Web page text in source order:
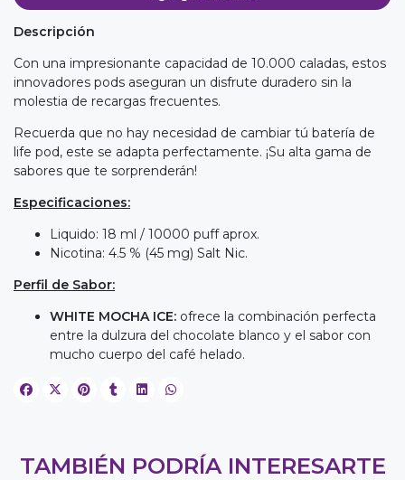
Descripción
Con una impresionante capacidad de 10.000 caladas, estos
innovadores pods aseguran un disfrute duradero sin la
molestia de recargas frecuentes.
Recuerda que no hay necesidad de cambiar tú batería de
life pod, este se adapta perfectamente. ¡Su alta gama de
sabores que te sorprenderán!
Especificaciones:
Liquido: 18 ml / 10000 puff aprox.
Nicotina: 4.5 % (45 mg) Salt Nic.
Perfil de Sabor:
WHITE MOCHA ICE: ofrece la combinación perfecta
entre la dulzura del chocolate blanco y el sabor con
mucho cuerpo del café helado.
TAMBIÉN PODRÍA INTERESARTE